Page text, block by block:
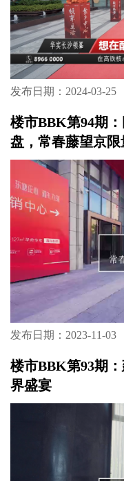
发布日期：2024-03-25
楼市BBK第94期
盘，常春藤望京限
发布日期：2023-11-03
楼市BBK第93期
界盛宴